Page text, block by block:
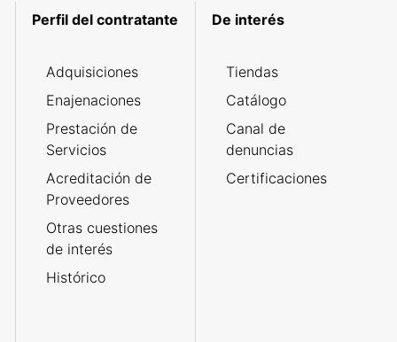
Perfil del contratante
Adquisiciones
Enajenaciones
Prestación de
Servicios
Acreditación de
Proveedores
Otras cuestiones
de interés
Histórico
De interés
Tiendas
Catálogo
Canal de
denuncias
Certificaciones